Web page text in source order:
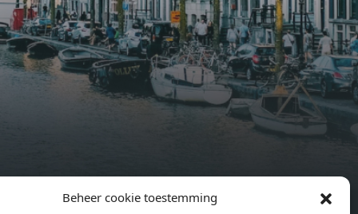
Beheer cookie toestemming
and
designed to attract native birds and
butterflies.The bright residence
features an efficient and functional
open floor plan, a unique custom
kitchen, a bathroom and fitted
wardrobes. High-grade finishes
floor-to-ceiling windows with
layered treatments.Notice:
Pagina’s